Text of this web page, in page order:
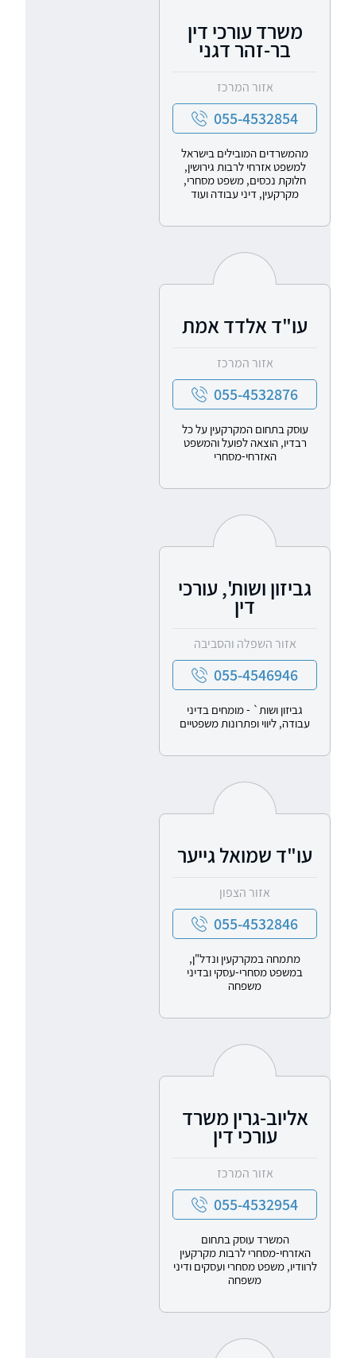
משרד עורכי דין
בר-זהר דגני
אזור המרכז
055-4532854
מהמשרדים המובילים בישראל
למשפט אזרחי לרבות גירושין,
חלוקת נכסים, משפט מסחרי,
מקרקעין, דיני עבודה ועוד
עו"ד אלדד אמת
אזור המרכז
055-4532876
עוסק בתחום המקרקעין על כל
רבדיו, הוצאה לפועל והמשפט
האזרחי-מסחרי
גביזון ושות', עורכי
דין
אזור השפלה והסביבה
055-4546946
גביזון ושות` - מומחים בדיני
עבודה, ליווי ופתרונות משפטיים
עו"ד שמואל גייער
אזור הצפון
055-4532846
מתמחה במקרקעין ונדל"ן,
במשפט מסחרי-עסקי ובדיני
משפחה
אליוב-גרין משרד
עורכי דין
אזור המרכז
055-4532954
המשרד עוסק בתחום
האזרחי-מסחרי לרבות מקרקעין
לרוודיו, משפט מסחרי ועסקים ודיני
משפחה